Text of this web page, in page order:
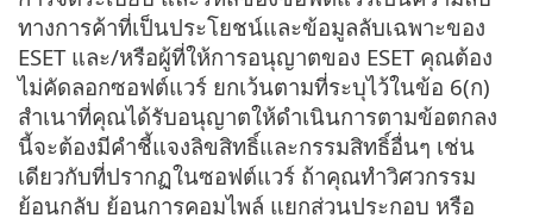
ทางการค้าที่เป็นประโยชน์และข้อมูลลับเฉพาะของ
ESET และ/หรือผู้ที่ให้การอนุญาตของ ESET คุณต้อง
ไม่คัดลอกซอฟต์แวร์ ยกเว้นตามที่ระบุไว้ในข้อ 6(ก)
สำเนาที่คุณได้รับอนุญาตให้ดำเนินการตามข้อตกลง
นี้จะต้องมีคำชี้แจงลิขสิทธิ์และกรรมสิทธิ์อื่นๆ เช่น
เดียวกับที่ปรากฏในซอฟต์แวร์ ถ้าคุณทำวิศวกรรม
ย้อนกลับ ย้อนการคอมไพล์ แยกส่วนประกอบ หรือ